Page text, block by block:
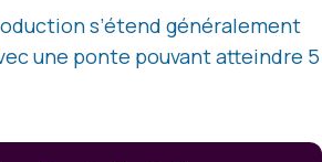
s’étend généralement
une ponte pouvant atteindre 5